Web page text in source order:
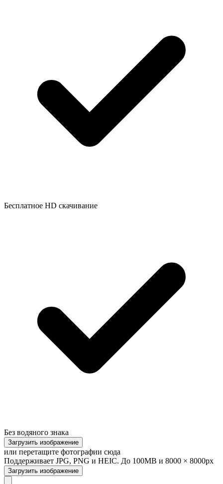
Бесплатное HD скачивание
Без водяного знака
Загрузить изображение
или перетащите фотографии сюда
Поддерживает JPG, PNG и HEIC. До 100MB и 8000 × 8000px
Загрузить изображение